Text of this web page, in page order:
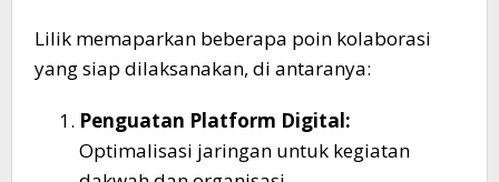
​Lilik memaparkan beberapa poin kolaborasi
yang siap dilaksanakan, di antaranya:
Penguatan Platform Digital:
Optimalisasi jaringan untuk kegiatan